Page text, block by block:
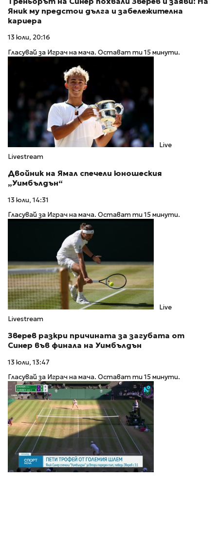
Яник му предстои дълга и забележителна
кариера
13 юли, 20:16
Гласувай за Играч на мача. Остават ти 15 минути.
Live
Livestream
Двойник на Ямал спечели юношеския
„Уимбълдън“
13 юли, 14:31
Гласувай за Играч на мача. Остават ти 15 минути.
Live
Livestream
Зверев разкри причината за загубата от
Синер във финала на Уимбълдън
13 юли, 13:47
Гласувай за Играч на мача. Остават ти 15 минути.